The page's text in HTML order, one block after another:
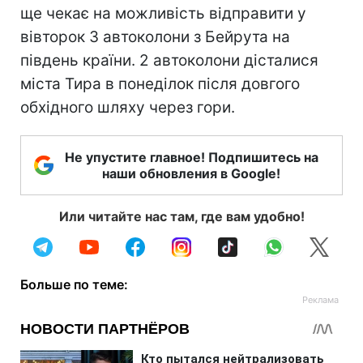
ще чекає на можливість відправити у
вівторок 3 автоколони з Бейрута на
південь країни. 2 автоколони дісталися
міста Тира в понеділок після довгого
обхідного шляху через гори.
Не упустите главное! Подпишитесь на
наши обновления в Google!
Или читайте нас там, где вам удобно!
Больше по теме: